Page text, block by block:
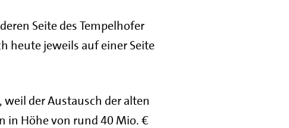
Seite des Tempelhofer
heute jeweils auf einer Seite
der Austausch der alten
in Höhe von rund 40 Mio. €